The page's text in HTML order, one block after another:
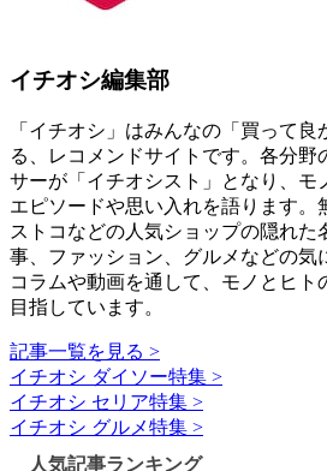
イチオシ編集部
「イチオシ」はみんなの「買って
る、レコメンドサイトです。各分野
サーが「イチオシスト」となり、モ
エピソードや思い入れを語ります。
ストコなどの人気ショップの隠れた
事、ファッション、グルメなどの
コラムや動画を通して、モノとヒト
目指しています。
記事一覧を見る >
イチオシ ダイソー特集 >
イチオシ セリア特集 >
イチオシ グルメ特集 >
人気記事ランキング